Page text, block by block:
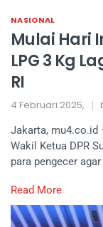
NASIONAL
Mulai Hari
LPG 3 Kg
RI
4 Februari 2025,
Jakarta, mu4.co.id
Wakil Ketua DPR
para pengecer
Read More